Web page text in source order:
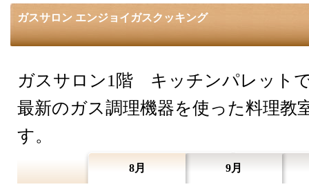
ガスサロン エンジョイガスクッキング
ガスサロン1階 キッチンパレット
最新のガス調理機器を使った料理教
す。
8月 9月